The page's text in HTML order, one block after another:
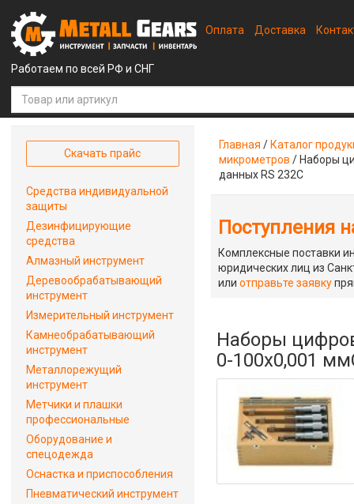
Работаем по всей РФ и СНГ
Оплата Доставка
Главная / Каталог
микрометров / Наборы
данных RS 232C
Поступления
Комплексные поставки
юридических лиц из
илиотправьте заявку
Наборы
0-100х0,001
Скачать прайс
Средства индивидуальной
защиты
Дезинфицирующие
средства
Алмазный инструмент
Деревообрабатывающий
инструмент
Измерительный инструмент
Камнеобрабатывающий
инструмент
Металлорежущий
инструмент
Метчики и плашки
профессиональные
Оборудование и
спецодежда
Оснастка и приспособления
Пневматический инструмент